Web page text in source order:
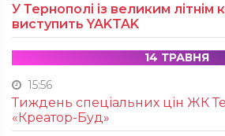
У Тернополі із великим літнім
виступить YAKTAK
14 ТРАВНЯ
15:56
Тиждень спеціальних цін ЖК
«Креатор-Буд»